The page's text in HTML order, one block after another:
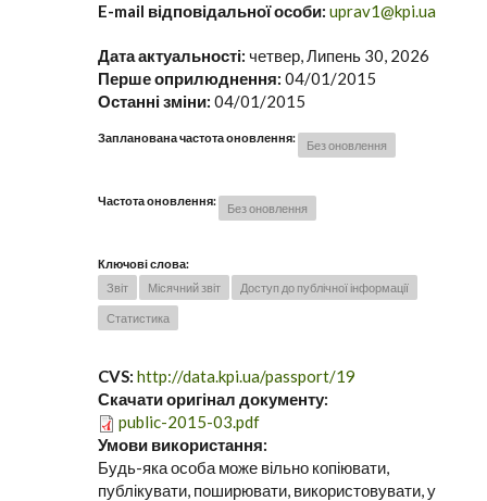
E-mail відповідальної особи: uprav1@kpi.ua
Дата актуальності: четвер, Липень 30, 2026
Перше оприлюднення: 04/01/2015
Останні зміни: 04/01/2015
Запланована частота оновлення:
Без оновлення
Частота оновлення:
Без оновлення
Ключові слова:
Звіт
Місячний звіт Доступ до публічної інформації
Статистика
CVS: http://data.kpi.ua/passport/19
Скачати оригінал документу:
public-2015-03.pdf
Умови використання:
Будь-яка особа може вільно копіювати,
публікувати, поширювати, використовувати, у